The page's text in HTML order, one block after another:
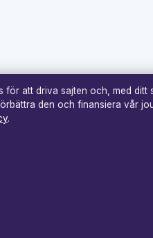
för att driva sajten och, med ditt
den och finansiera vår
.